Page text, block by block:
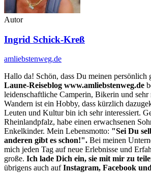
Autor
Ingrid Schick-Kreß
amliebstenweg.de
Hallo da! Schön, dass Du meinen persönlich
Laune-Reiseblog www.amliebstenweg.de
leidenschaftliche Camperin, Bikerin und sehr
Wandern ist ein Hobby, dass kürzlich
Leuten und Kultur bin ich sehr interessiert.
Rheinlandpfalz, habe einen erwachsenen
Enkelkinder. Mein Lebensmotto: "Sei Du
anderen gibt es schon!". Bei meinen
mich jeden Tag auf neue Erlebnisse und
große. Ich lade Dich ein, sie mit mir zu
übrigens auch aufInstagram, Facebook